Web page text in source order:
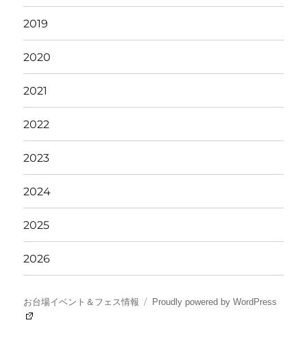
2019
2020
2021
2022
2023
2024
2025
2026
お台場イベント＆フェス情報 Proudly powered by WordPress